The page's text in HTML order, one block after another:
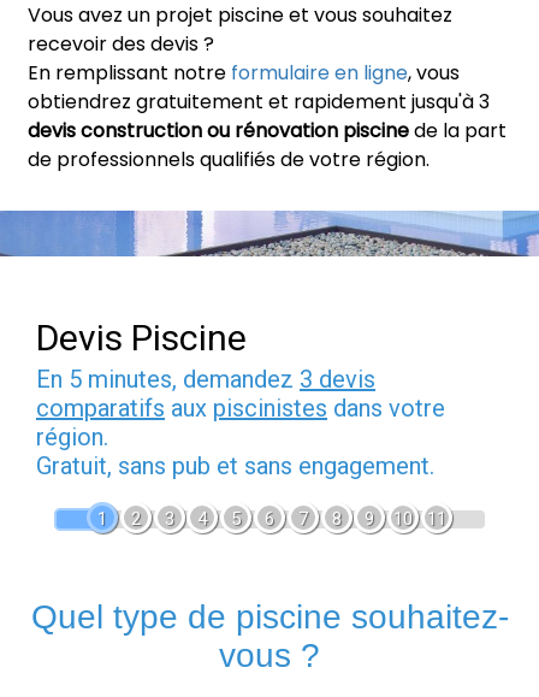
Vous avez un projet piscine et vous souhaitez
recevoir des devis ?
En remplissant notre formulaire en ligne, vous
obtiendrez gratuitement et rapidement jusqu'à 3
devis construction ou rénovation piscinede la part
de professionnels qualifiés de votre région.
Devis Piscine
En 5 minutes, demandez 3 devis
comparatifs aux piscinistes dans votre
région.
Gratuit, sans pub et sans engagement.
1 2 3 4 5 6 7 8 9 10 11
Quel type de piscine souhaitez-
vous ?